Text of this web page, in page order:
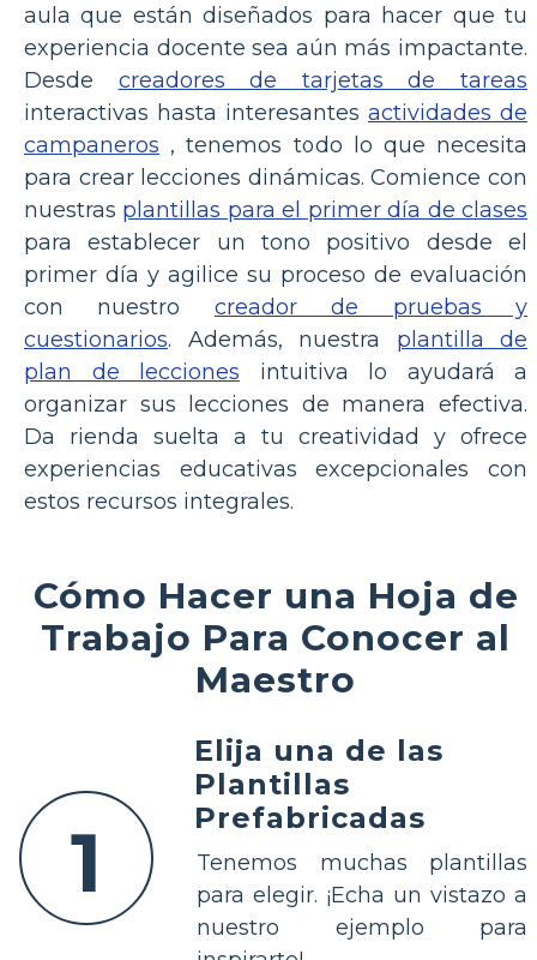
aula que están diseñados para hacer que tu
experiencia docente sea aún más impactante.
Desde creadores de tarjetas de tareas
interactivas hasta interesantes actividades de
campaneros , tenemos todo lo que necesita
para crear lecciones dinámicas. Comience con
nuestras plantillas para el primer día de clases
para establecer un tono positivo desde el
primer día y agilice su proceso de evaluación
con nuestro creador de pruebas y
cuestionarios. Además, nuestra plantilla de
plan de lecciones intuitiva lo ayudará a
organizar sus lecciones de manera efectiva.
Da rienda suelta a tu creatividad y ofrece
experiencias educativas excepcionales con
estos recursos integrales.
Cómo Hacer una Hoja de
Trabajo Para Conocer al
Maestro
1
Elija una de las
Plantillas
Prefabricadas
Tenemos muchas plantillas
para elegir. ¡Echa un vistazo a
nuestro ejemplo para